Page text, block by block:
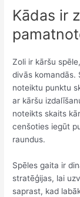
Kādas ir
Zoli ir kāršu
divās komandās.
noteiktu punktu
ar kāršu
noteikts skaits
cenšoties iegūt
raundus.
Spēles gaita ir
stratēģijas, lai
saprast, kad